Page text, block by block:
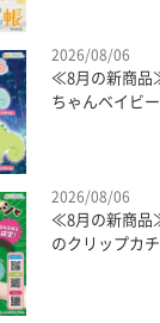
2026/08/06
≪8月の新商品
ちゃんベイビ
2026/08/06
≪8月の新商品
のクリップカ